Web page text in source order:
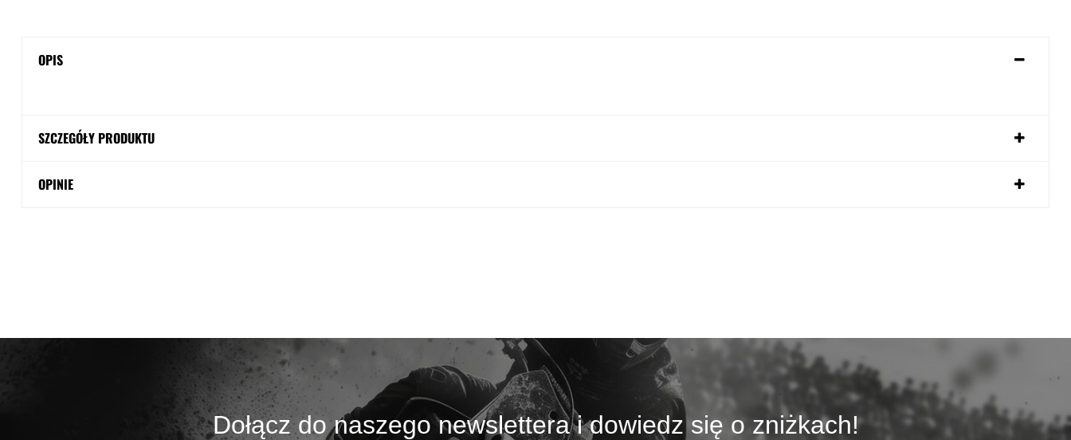
OPIS
SZCZEGÓŁY PRODUKTU
OPINIE
Dołącz do naszego newslettera i dowiedz się o zniżkach!